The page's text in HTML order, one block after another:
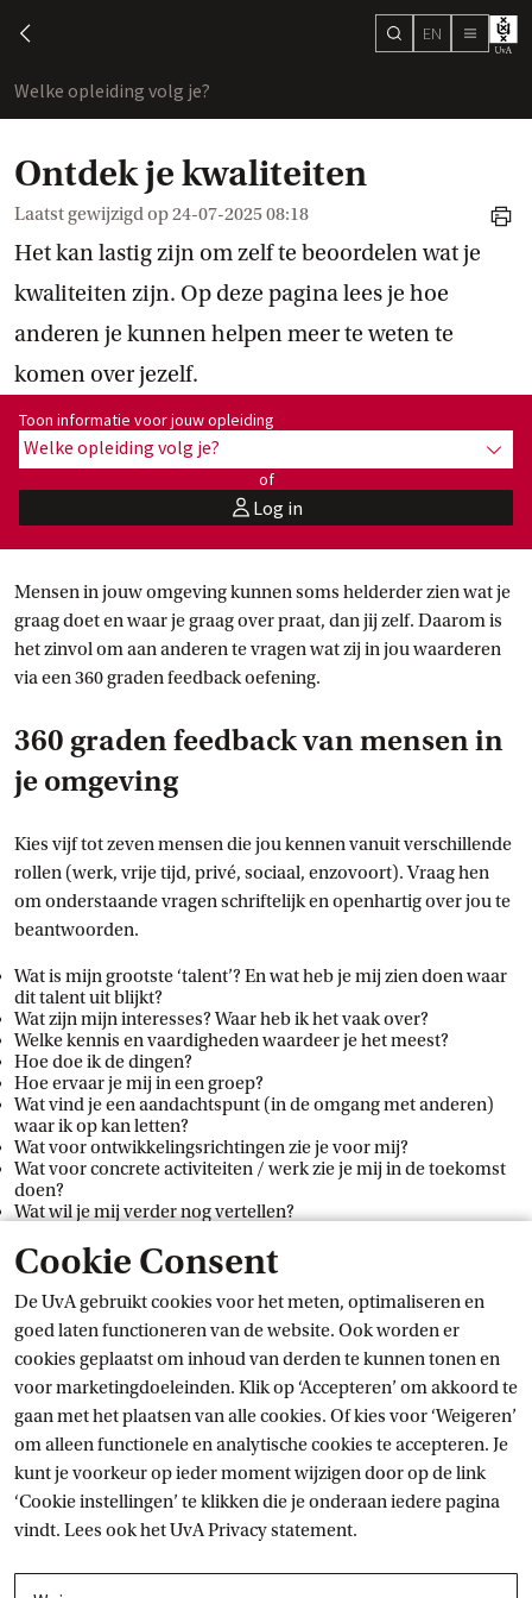
Cookie Consent
De UvA gebruikt cookies voor het meten, optimaliseren en
goed laten functioneren van de website. Ook worden er
cookies geplaatst om inhoud van derden te kunnen tonen en
voor marketingdoeleinden. Klik op ‘Accepteren’ om akkoord te
gaan met het plaatsen van alle cookies. Of kies voor ‘Weigeren’
om alleen functionele en analytische cookies te accepteren. Je
kunt je voorkeur op ieder moment wijzigen door op de link
‘Cookie instellingen’ te klikken die je onderaan iedere pagina
vindt. Lees ook hetUvA Privacy statement.
chevron-left search
EN menu
Welke opleiding volg je?
Ontdek je kwaliteiten
Laatst gewijzigd op24-07-2025 08:18
print
Het kan lastig zijn om zelf te beoordelen wat je
kwaliteiten zijn. Op deze pagina lees je hoe
anderen je kunnen helpen meer te weten te
komen over jezelf.
Toon informatie voor opleiding:
Toon informatie voor jouw opleiding
Welke opleiding volg je? toon
of
userLog in
Mensen in jouw omgeving kunnen soms helderder zien wat je
graag doet en waar je graag over praat, dan jij zelf. Daarom is
het zinvol om aan anderen te vragen wat zij in jou waarderen
via een 360 graden feedback oefening.
360 graden feedback van mensen in
je omgeving
Kies vijf tot zeven mensen die jou kennen vanuit verschillende
rollen (werk, vrije tijd, privé, sociaal, enzovoort). Vraag hen
om onderstaande vragen schriftelijk en openhartig over jou te
beantwoorden.
Wat is mijn grootste ‘talent’? En wat heb je mij zien doen waar
dit talent uit blijkt?
Wat zijn mijn interesses? Waar heb ik het vaak over?
Welke kennis en vaardigheden waardeer je het meest?
Hoe doe ik de dingen?
Hoe ervaar je mij in een groep?
Wat vind je een aandachtspunt (in de omgang met anderen)
waar ik op kan letten?
Wat voor ontwikkelingsrichtingen zie je voor mij?
Wat voor concrete activiteiten / werk zie je mij in de toekomst
doen?
Wat wil je mij verder nog vertellen?
Reken erop dat je niet van iedereen direct antwoord ontvangt.
Geef je vrienden en kennissen de tijd om de vragen te
beantwoorden.
Zelfkennis
Actueel